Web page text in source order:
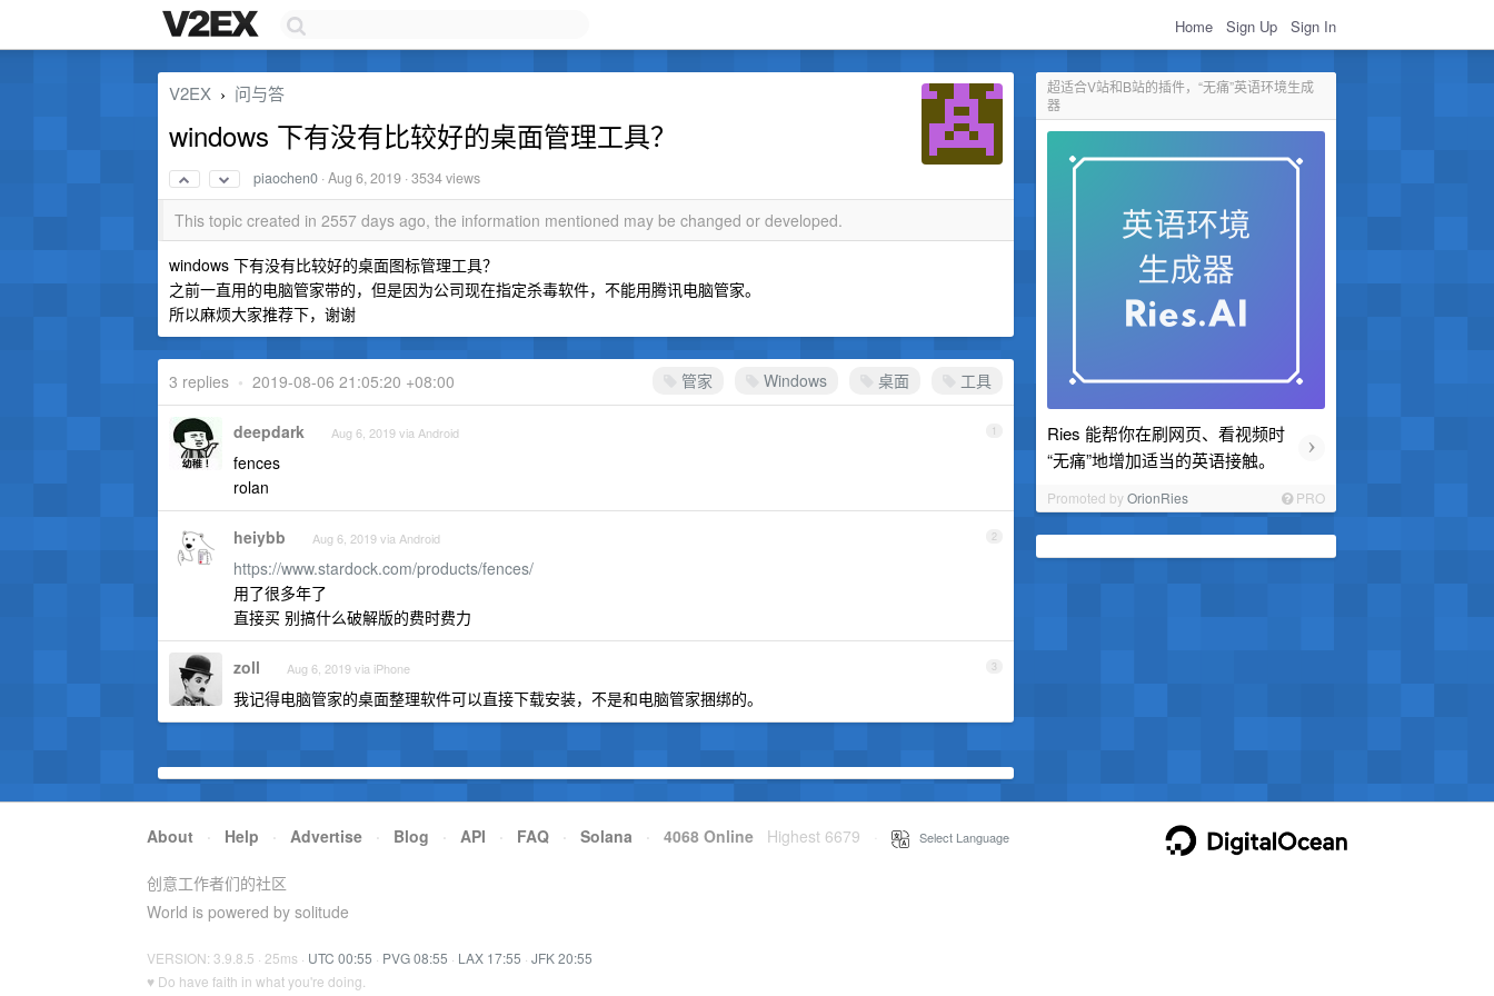
Home Sign Up Sign In
超适合V站和B站的插件，“无痛”英语环境生成
器
Ries 能帮你在刷网页、看视频时
“无痛”地增加适当的英语接触。
›
Promoted byOrionRies PRO
V2EX › 问与答
windows 下有没有比较好的桌面管理工具？
piaochen0 ·Aug 6, 2019 · 3534 views
This topic created in 2557 days ago, the information mentioned may be changed or developed.
windows 下有没有比较好的桌面图标管理工具？
之前一直用的电脑管家带的，但是因为公司现在指定杀毒软件，不能用腾讯电脑管家。
所以麻烦大家推荐下，谢谢
管家 Windows 桌面 工具
3 replies • 2019-08-06 21:05:20 +08:00
1
deepdark Aug 6, 2019 via Android
fences
rolan
2
heiybb Aug 6, 2019 via Android
https://www.stardock.com/products/fences/
用了很多年了
直接买 别搞什么破解版的费时费力
3
zoll Aug 6, 2019 via iPhone
我记得电脑管家的桌面整理软件可以直接下载安装，不是和电脑管家捆绑的。
About · Help · Advertise · Blog · API · FAQ · Solana · 4068 Online Highest 6679 Select Language
创意工作者们的社区
World is powered by solitude
VERSION: 3.9.8.5 · 25ms · UTC 00:55 · PVG 08:55 · LAX 17:55 · JFK 20:55
♥ Do have faith in what you're doing.